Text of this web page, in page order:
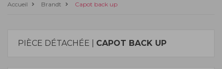
Accueil Brandt Capot back up
PIÈCE DÉTACHÉE | CAPOT BACK UP